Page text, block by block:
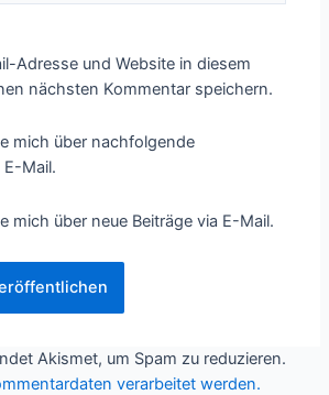
Adresse und Website in diesem
nächsten Kommentar speichern.
mich über nachfolgende
Mail.
mich über neue Beiträge via E-Mail.
Akismet, um Spam zu reduzieren.
verarbeitet werden.